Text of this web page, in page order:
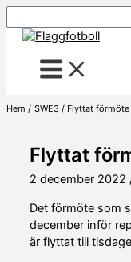
till
Hem SWE3 Flyttat förmöte
Flyttat
2 december 2022
Det förmöte som
december inför
är flyttat till